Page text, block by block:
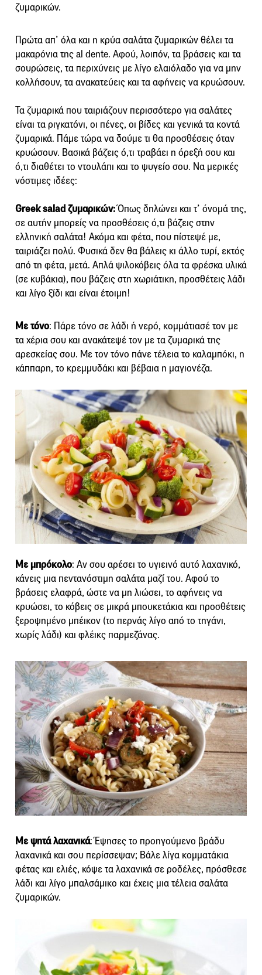
ζυμαρικών.
Πρώτα απ’ όλα και η κρύα σαλάτα ζυμαρικών θέλει τα
μακαρόνια της al dente. Αφού, λοιπόν, τα βράσεις και τα
σουρώσεις, τα περιχύνεις με λίγο ελαιόλαδο για να μην
κολλήσουν, τα ανακατεύεις και τα αφήνεις να κρυώσουν.
Τα ζυμαρικά που ταιριάζουν περισσότερο για σαλάτες
είναι τα ριγκατόνι, οι πένες, οι βίδες και γενικά τα κοντά
ζυμαρικά. Πάμε τώρα να δούμε τι θα προσθέσεις όταν
κρυώσουν. Βασικά βάζεις ό,τι τραβάει η όρεξή σου και
ό,τι διαθέτει το ντουλάπι και το ψυγείο σου. Να μερικές
νόστιμες ιδέες:
Greek salad ζυμαρικών:Όπως δηλώνει και τ’ όνομά της,
σε αυτήν μπορείς να προσθέσεις ό,τι βάζεις στην
ελληνική σαλάτα! Ακόμα και φέτα, που πίστεψέ με,
ταιριάζει πολύ. Φυσικά δεν θα βάλεις κι άλλο τυρί, εκτός
από τη φέτα, μετά. Απλά ψιλοκόβεις όλα τα φρέσκα υλικά
(σε κυβάκια), που βάζεις στη χωριάτικη, προσθέτεις λάδι
και λίγο ξίδι και είναι έτοιμη!
Με τόνο: Πάρε τόνο σε λάδι ή νερό, κομμάτιασέ τον με
τα χέρια σου και ανακάτεψέ τον με τα ζυμαρικά της
αρεσκείας σου. Με τον τόνο πάνε τέλεια το καλαμπόκι, η
κάππαρη, το κρεμμυδάκι και βέβαια η μαγιονέζα.
Με μπρόκολο: Αν σου αρέσει το υγιεινό αυτό λαχανικό,
κάνεις μια πεντανόστιμη σαλάτα μαζί του. Αφού το
βράσεις ελαφρά, ώστε να μη λιώσει, το αφήνεις να
κρυώσει, το κόβεις σε μικρά μπουκετάκια και προσθέτεις
ξεροψημένο μπέικον (το περνάς λίγο από το τηγάνι,
χωρίς λάδι) και φλέικς παρμεζάνας.
Με ψητά λαχανικά: Έψησες το προηγούμενο βράδυ
λαχανικά και σου περίσσεψαν; Βάλε λίγα κομματάκια
φέτας και ελιές, κόψε τα λαχανικά σε ροδέλες, πρόσθεσε
λάδι και λίγο μπαλσάμικο και έχεις μια τέλεια σαλάτα
ζυμαρικών.